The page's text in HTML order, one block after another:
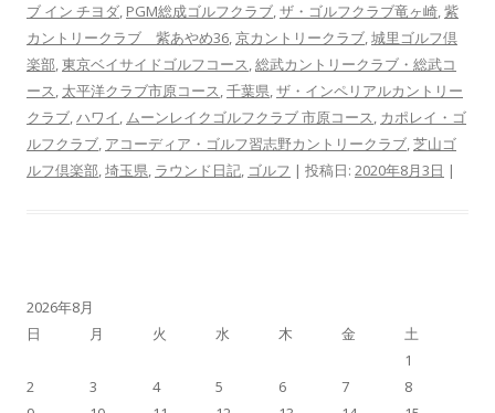
ブ イン チヨダ, PGM総成ゴルフクラブ,ザ・ゴルフクラブ竜ヶ崎,紫
カントリークラブ 紫あやめ36,京カントリークラブ,城里ゴルフ倶
楽部,東京ベイサイドゴルフコース,総武カントリークラブ・総武コ
ース, 太平洋クラブ市原コース,千葉県,ザ・インペリアルカントリー
クラブ,ハワイ, ムーンレイクゴルフクラブ 市原コース, カポレイ・ゴ
ルフクラブ, アコーディア・ゴルフ習志野カントリークラブ,芝山ゴ
ルフ倶楽部,埼玉県, ラウンド日記, ゴルフ | 投稿日: 2020年8月3日 |
2026年8月
日
月 火 水 木 金
土
1
2
3 4 5 6 7
8